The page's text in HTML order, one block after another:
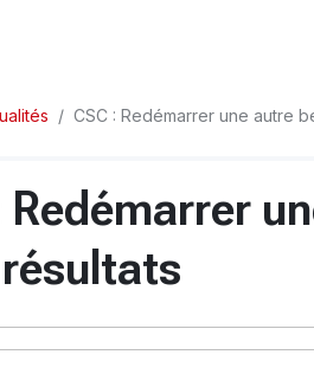
CSC : Redémarrer une autre
Redémarrer